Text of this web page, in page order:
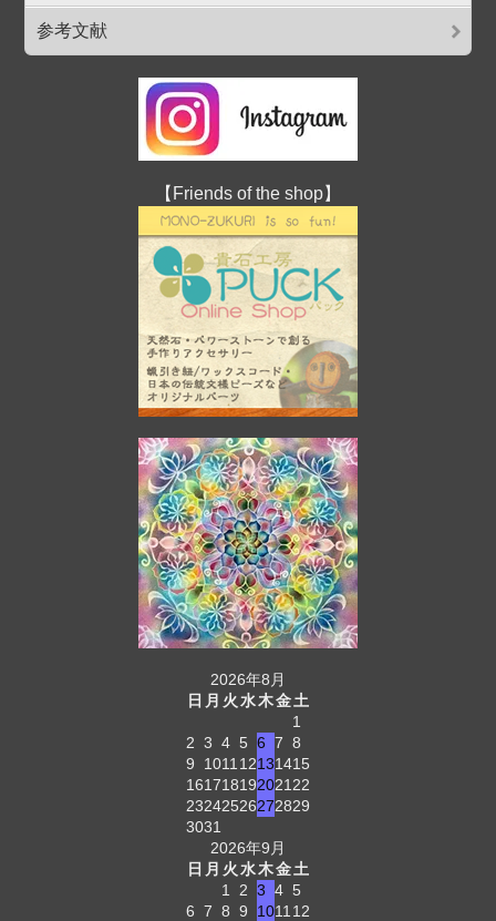
参考文献
【Friends of the shop】
2026年8月
日 月 火水木金土
1
2 3 4 5 6 7 8
9
1011 12131415
161718192021 22
23242526272829
3031
2026年9月
日 月 火水木金土
1
2 3 4 5
6 7 8 9 1011 12